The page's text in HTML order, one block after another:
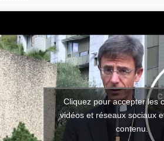
Cliquez pour accepter les
vidéos et réseaux sociaux
contenu.